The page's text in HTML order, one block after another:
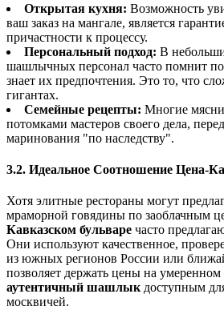
Открытая кухня: Возможность
ваш заказ на мангале, является
причастности к процессу.
Персональный подход: В
шашлычных персонал часто помнит
знает их предпочтения. Это то, что
гигантах.
Семейные рецепты: Многие
потомками мастеров своего дела,
маринования "по наследству".
3.2. Идеальное Соотношение Цена-
Хотя элитные рестораны могут
мраморной говядины по заоблачным
Кавказском бульваре часто
Они используют качественное,
из южных регионов России или
позволяет держать цены на умеренном
аутентичный шашлык доступным
москвичей.